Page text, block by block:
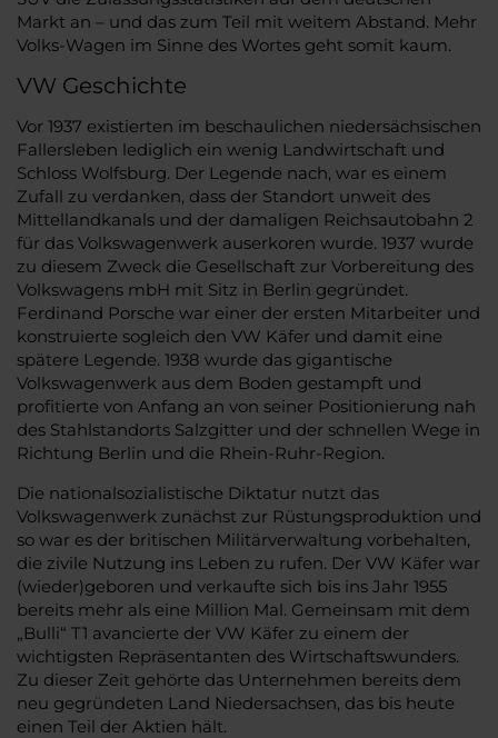
Markt an – und das zum Teil mit weitem Abstand. Mehr
Volks-Wagen im Sinne des Wortes geht somit kaum.
VW Geschichte
Vor 1937 existierten im beschaulichen niedersächsischen
Fallersleben lediglich ein wenig Landwirtschaft und
Schloss Wolfsburg. Der Legende nach, war es einem
Zufall zu verdanken, dass der Standort unweit des
Mittellandkanals und der damaligen Reichsautobahn 2
für das Volkswagenwerk auserkoren wurde. 1937 wurde
zu diesem Zweck die Gesellschaft zur Vorbereitung des
Volkswagens mbH mit Sitz in Berlin gegründet.
Ferdinand Porsche war einer der ersten Mitarbeiter und
konstruierte sogleich den VW Käfer und damit eine
spätere Legende. 1938 wurde das gigantische
Volkswagenwerk aus dem Boden gestampft und
profitierte von Anfang an von seiner Positionierung nah
des Stahlstandorts Salzgitter und der schnellen Wege in
Richtung Berlin und die Rhein-Ruhr-Region.
Die nationalsozialistische Diktatur nutzt das
Volkswagenwerk zunächst zur Rüstungsproduktion und
so war es der britischen Militärverwaltung vorbehalten,
die zivile Nutzung ins Leben zu rufen. Der VW Käfer war
(wieder)geboren und verkaufte sich bis ins Jahr 1955
bereits mehr als eine Million Mal. Gemeinsam mit dem
„Bulli“ T1 avancierte der VW Käfer zu einem der
wichtigsten Repräsentanten des Wirtschaftswunders.
Zu dieser Zeit gehörte das Unternehmen bereits dem
neu gegründeten Land Niedersachsen, das bis heute
einen Teil der Aktien hält.